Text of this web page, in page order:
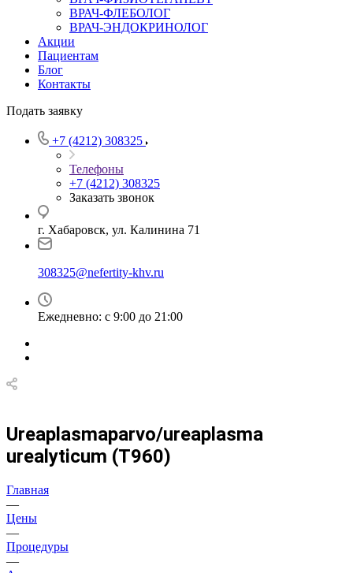
ВРАЧ-ФЛЕБОЛОГ
ВРАЧ-ЭНДОКРИНОЛОГ
Акции
Пациентам
Блог
Контакты
Подать заявку
+7 (4212) 308325
Телефоны
+7 (4212) 308325
Заказать звонок
г. Хабаровск, ул. Калинина 71
308325@nefertity-khv.ru
Ежедневно: с 9:00 до 21:00
Ureaplasmaparvo/ureaplasma
urealyticum (T960)
Главная
—
Цены
—
Процедуры
—